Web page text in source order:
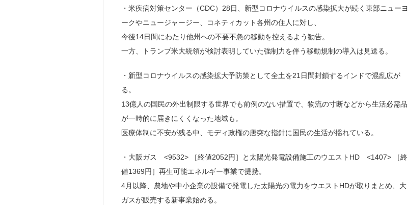
・米疾病対策センター（CDC）28日、新型コロナウイルスの感染拡大が続く東部ニューヨ
ークやニュージャージー、コネティカット各州の住人に対し、
今後14日間にわたり他州への不要不急の移動を控えるよう勧告。
一方、トランプ米大統領が検討表明していた強制力を伴う移動規制の導入は見送る。
・新型コロナウイルスの感染拡大予防策として全土を21日間封鎖するインドで混乱広が
る。
13億人の国民の外出制限する世界でも前例のない措置で、物流の寸断などから生活必需品
が一時的に届きにくくなった地域も。
医療体制に不安が残る中、モディ政権の唐突な指針に国民の生活が揺れている。
・大阪ガス <9532> ［終値2052円］と太陽光発電設備施工のウエストHD <1407> ［終
値1369円］再生可能エネルギー事業で提携。
4月以降、農地や中小企業の設備で発電した太陽光の電力をウエストHDが取りまとめ、大
ガスが販売する新事業始める。